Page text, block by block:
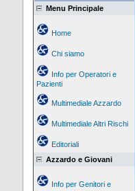
Menu Principale
Home
Chi siamo
Info per Operatori e
Pazienti
Multimediale Azzardo
Multimediale Altri Rischi
Editoriali
Azzardo e Giovani
Info per Genitori e